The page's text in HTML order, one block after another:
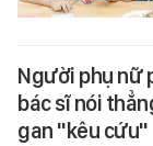
Người phụ nữ
bác sĩ nói
gan "kêu cứu"